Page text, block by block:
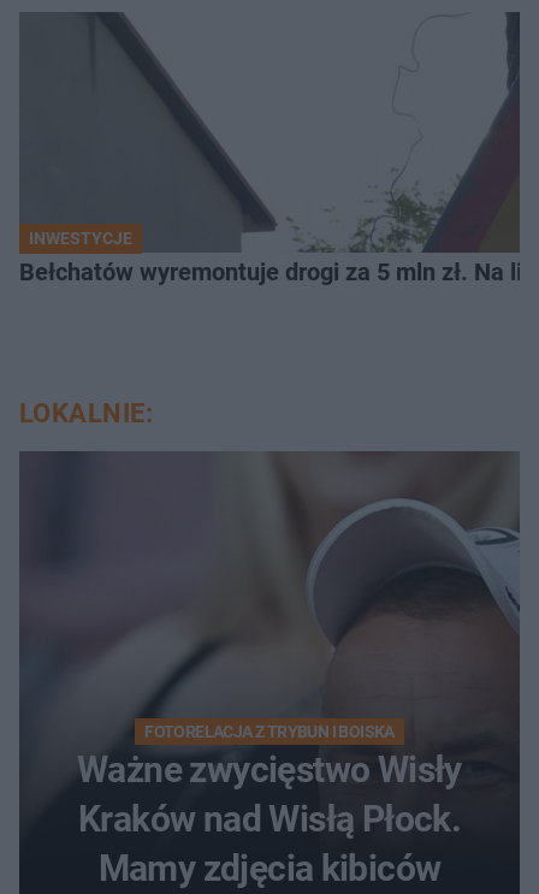
INWESTYCJE
Bełchatów wyremontuje drogi za 5 mln zł. Na
LOKALNIE:
FOTORELACJA Z TRYBUN I BOISKA
Ważne zwycięstwo Wisły
Kraków nad Wisłą Płock.
Mamy zdjęcia kibiców